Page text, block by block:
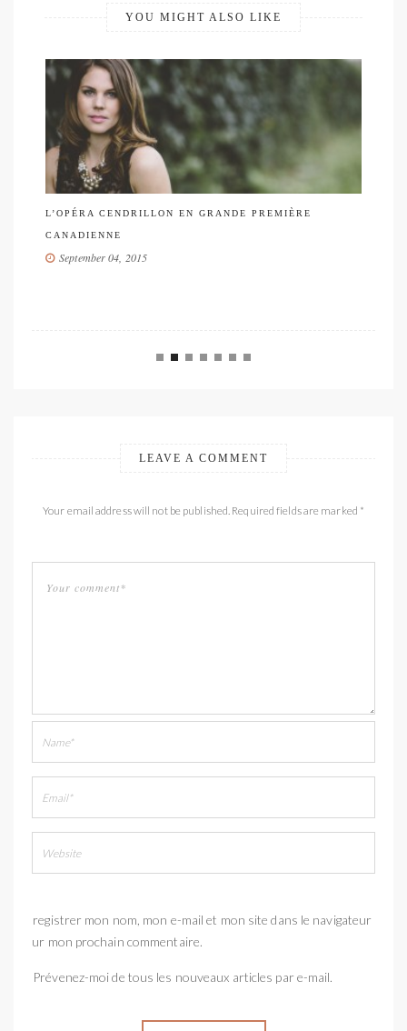
YOU MIGHT ALSO LIKE
L’OPÉRA CENDRILLON EN GRANDE PREMIÈRE
CANADIENNE
September 04, 2015
LEAVE A COMMENT
Your email address will not be published. Required fields are marked *
Enregistrer mon nom, mon e-mail et mon site dans le navigateur
pour mon prochain commentaire.
Prévenez-moi de tous les nouveaux articles par e-mail.